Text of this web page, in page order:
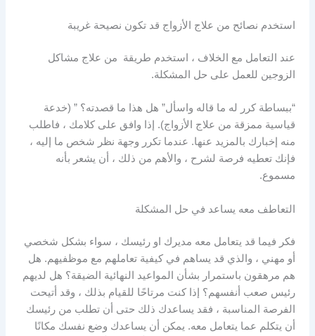
استخدم نصائح من علاج الأزواج قد تكون نصيحة غريبة
عند التعامل مع الخلاف ، استخدم طريقة من علاج مشاكل
الزوجين للعمل على حل المشكلة.
“ببساطة كرر له ما قاله واسأل” هل هذا ما قصدته؟ ” (خدعة
قياسية ممزقة من علاج الأزواج). إذا وافق على كلامك ، فاطلب
منه إخبارك بالمزيد عنها. عندما تكرر وجهة نظر شخص ما إليه ،
فإنك تعطيه فرصة لشرح ، والأهم من ذلك ، أن يشعر بأنه
مسموع.
التعاطف معه يساعد في حل المشكلة
فكر فيما قد يتعامل معه مديرك او رئيسك ، سواء بشكل شخصي
أو مهني ، والذي قد يساهم في كيفية تعاملهم مع موظفيهم. هل
هم مرهقون باستمرار بشأن المواعيد النهائية الضيقة؟ هل لديهم
رئيس صعب أنفسهم؟ إذا كنت مرتاحًا للقيام بذلك ، وقد أتيحت
الفرصة المناسبة ، فقد يساعدك ذلك حتى أن تطلب من رئيسك
أن يتكلم عما يتعامل معه. يمكن أن يساعدك وضع نفسك مكانًا